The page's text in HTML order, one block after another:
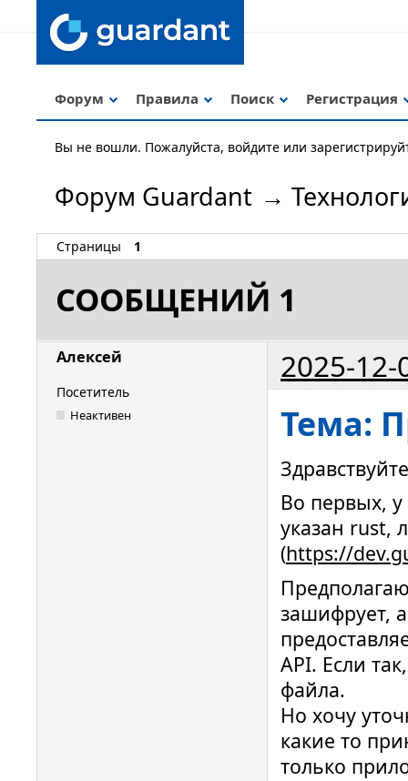
Форум Правила Поиск Регистрация
Вы не вошли. Пожалуйста, войдите или
Форум Guardant →
Страницы 1
СООБЩЕНИЙ 1
Алексей 2025-12-
Посетитель
Неактивен Тема:
Во первых, у
указан rust,
(https://
зашифрует,
API. Если
файла.
Но хочу
какие то
только